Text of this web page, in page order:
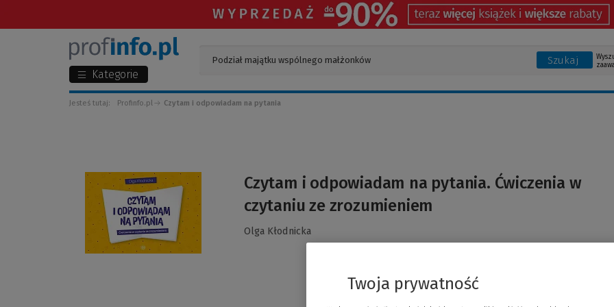
Kategorie
Szukaj
Jesteś tutaj: Profinfo.pl Czytam i odpowiadam na pytania
Czytam i odpowiadam na pytania. Ćwiczenia w
czytaniu ze zrozumieniem
Olga Kłodnicka
Twoja prywatność